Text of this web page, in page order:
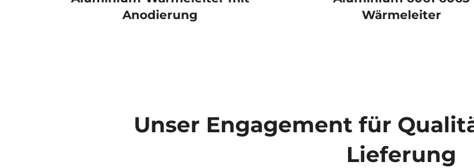
Anodierung
Wärmeleiter
Unser Engagement für
Lieferung